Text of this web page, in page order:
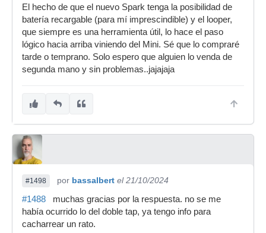
El hecho de que el nuevo Spark tenga la posibilidad de
batería recargable (para mí imprescindible) y el looper,
que siempre es una herramienta útil, lo hace el paso
lógico hacia arriba viniendo del Mini. Sé que lo compraré
tarde o temprano. Solo espero que alguien lo venda de
segunda mano y sin problemas..jajajaja
#1498 por bassalbert el 21/10/2024
#1488 muchas gracias por la respuesta. no se me
había ocurrido lo del doble tap, ya tengo info para
cacharrear un rato.